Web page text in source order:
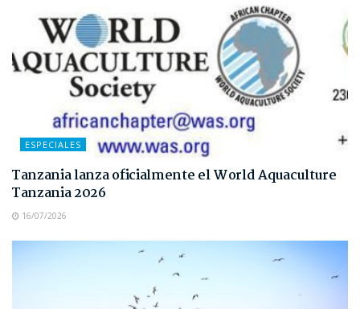
ESPECIALES
Tanzania lanza oficialmente el World Aquaculture
Tanzania 2026
16/07/2026